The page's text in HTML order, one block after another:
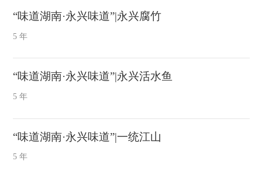
“味道湖南·永兴味道”|永兴腐竹
5 年
“味道湖南·永兴味道”|永兴活水鱼
5 年
“味道湖南·永兴味道”|一统江山
5 年